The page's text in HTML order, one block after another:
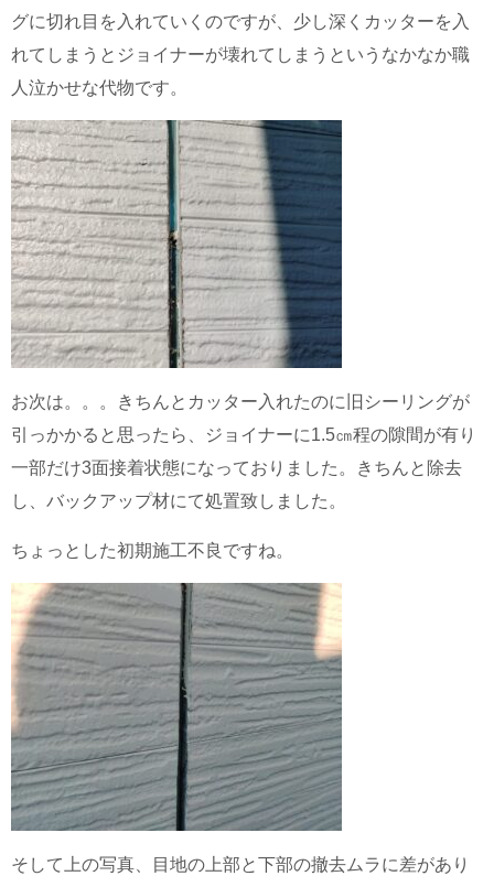
グに切れ目を入れていくのですが、少し深くカッターを入
れてしまうとジョイナーが壊れてしまうというなかなか職
人泣かせな代物です。
お次は。。。きちんとカッター入れたのに旧シーリングが
引っかかると思ったら、ジョイナーに1.5㎝程の隙間が有り
一部だけ3面接着状態になっておりました。きちんと除去
し、バックアップ材にて処置致しました。
ちょっとした初期施工不良ですね。
そして上の写真、目地の上部と下部の撤去ムラに差があり